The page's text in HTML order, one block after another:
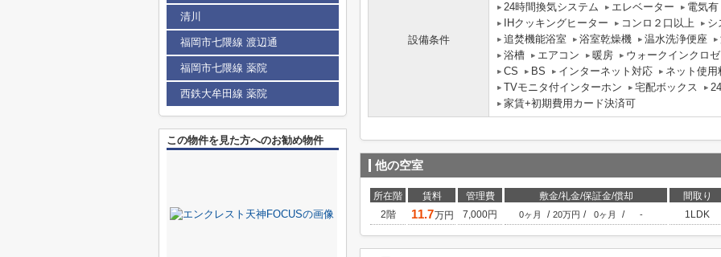
設備条件
24時間換気システム
エレベーター 電気有
IHクッキングヒーター
コンロ２口以上 シ
追焚機能浴室
浴室乾燥機 温水洗浄便座
浴槽
エアコン 暖房 ウォークインクロゼ
CS
BS インターネット対応 ネット使用
TVモニタ付インターホン
宅配ボックス
家賃+初期費用カード決済可
他の空室
所在階 賃料 管理費 敷金/礼金/保証金/償却 間取り
2階
11.7万円 7,000円 0ヶ月 / 20万円 / 0ヶ月 / - 1LDK
清川
福岡市七隈線 渡辺通
福岡市七隈線 薬院
西鉄大牟田線 薬院
この物件を見た方へのお勧め物件